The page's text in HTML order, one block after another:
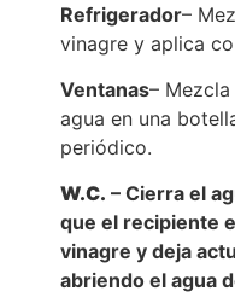
Refrigerador–
vinagre y aplica
Ventanas–
agua en una
periódico.
W.C. – Cierra el
que el recipiente
vinagre y deja
abriendo el agua